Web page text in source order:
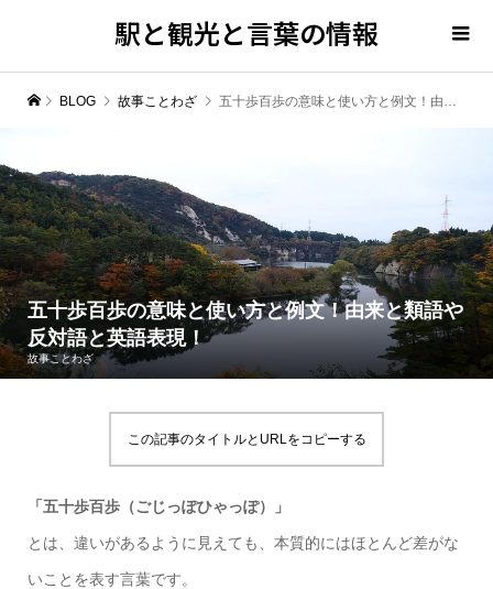
駅と観光と言葉の情報
BLOG 故事ことわざ 五十歩百歩の意味と使い方と例文！由来と類語や反対語と英語表現！
五十歩百歩の意味と使い方と例文！由来と類語や
反対語と英語表現！
故事ことわざ
この記事のタイトルとURLをコピーする
「五十歩百歩（ごじっぽひゃっぽ）」
とは、違いがあるように見えても、本質的にはほとんど差がな
いことを表す言葉です。